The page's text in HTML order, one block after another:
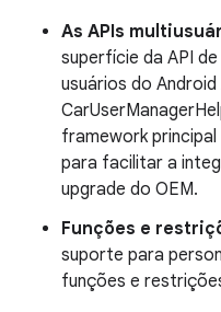
As APIs
superfície da API
usuários do
framework
para facilitar a
upgrade do OEM.
Funções e
suporte para
funções e